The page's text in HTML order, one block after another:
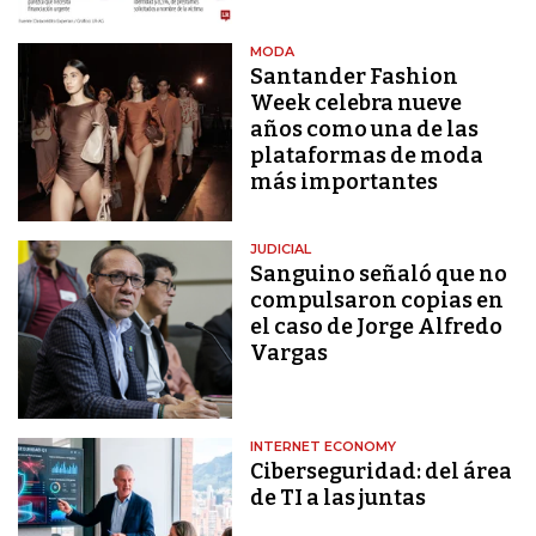
MODA
Santander Fashion
Week celebra nueve
años como una de las
plataformas de moda
más importantes
JUDICIAL
Sanguino señaló que no
compulsaron copias en
el caso de Jorge Alfredo
Vargas
INTERNET ECONOMY
Ciberseguridad: del área
de TI a las juntas